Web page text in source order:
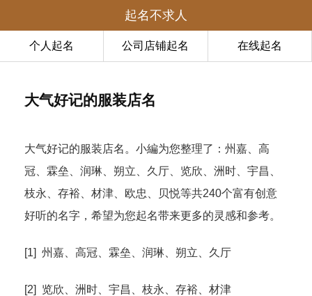
起名不求人
个人起名 公司店铺起名 在线起名
大气好记的服装店名
大气好记的服装店名。小編为您整理了：州嘉、高
冠、霖垒、润琳、朔立、久厅、览欣、洲时、宇昌、
枝永、存裕、材津、欧忠、贝悦等共240个富有创意
好听的名字，希望为您起名带来更多的灵感和参考。
[1] 州嘉、高冠、霖垒、润琳、朔立、久厅
[2] 览欣、洲时、宇昌、枝永、存裕、材津